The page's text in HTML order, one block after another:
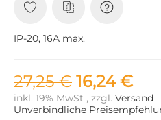
IP-20, 16A max.
27,25 € 16,24 €
inkl. 19% MwSt , zzgl. Versand
Unverbindliche